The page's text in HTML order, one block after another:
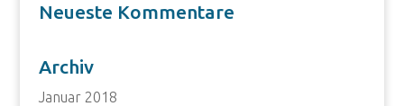
Neueste Kommentare
Archiv
Januar 2018